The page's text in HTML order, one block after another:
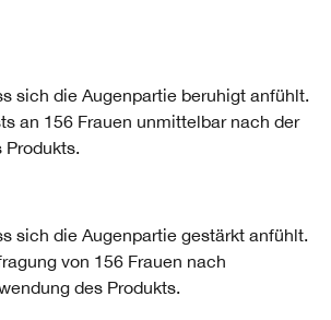
sich die Augenpartie beruhigt anfühlt.
an 156 Frauen unmittelbar nach der
Produkts.
sich die Augenpartie gestärkt anfühlt.
von 156 Frauen nach
des Produkts.